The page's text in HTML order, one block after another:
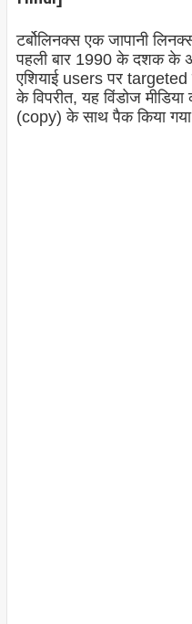
टर्बोलिनक्स एक जापानी
पहली बार 1990 के दशक के
एशियाई users पर
के विपरीत, यह विंडोज
(copy) के साथ पैक किया